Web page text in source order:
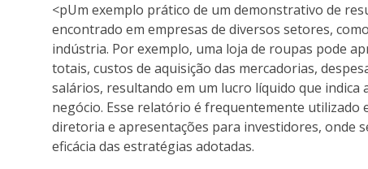
<pUm exemplo prático de um demonstrativo de
encontrado em empresas de diversos setores,
indústria. Por exemplo, uma loja de roupas pode
totais, custos de aquisição das mercadorias,
salários, resultando em um lucro líquido que indica
negócio. Esse relatório é frequentemente utilizado
diretoria e apresentações para investidores, onde
eficácia das estratégias adotadas.